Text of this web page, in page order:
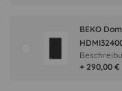
BEKO
+ 290,00 €